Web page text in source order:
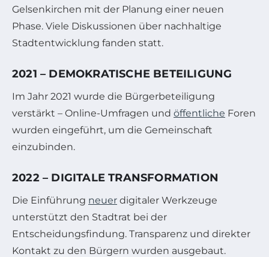
Gelsenkirchen mit der Planung einer neuen
Phase. Viele Diskussionen über nachhaltige
Stadtentwicklung fanden statt.
2021 – DEMOKRATISCHE BETEILIGUNG
Im Jahr 2021 wurde die Bürgerbeteiligung
verstärkt – Online-Umfragen und öffentliche Foren
wurden eingeführt, um die Gemeinschaft
einzubinden.
2022 – DIGITALE TRANSFORMATION
Die Einführung neuer digitaler Werkzeuge
unterstützt den Stadtrat bei der
Entscheidungsfindung. Transparenz und direkter
Kontakt zu den Bürgern wurden ausgebaut.